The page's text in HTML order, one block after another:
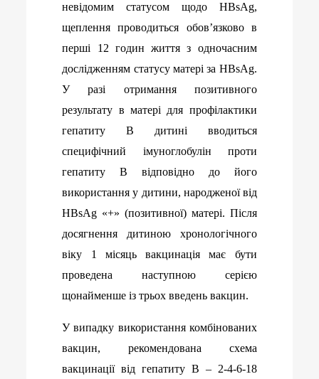
невідомим статусом щодо HBsAg,
щеплення проводиться обов’язково в
перші 12 годин життя з одночасним
дослідженням статусу матері за HBsAg.
У разі отримання позитивного
результату в матері для профілактики
гепатиту В дитині вводиться
специфічний імуноглобулін проти
гепатиту В відповідно до його
використання у дитини, народженої від
HBsAg «+» (позитивної) матері. Після
досягнення дитиною хронологічного
віку 1 місяць вакцинація має бути
проведена наступною серією
щонайменше із трьох введень вакцин.
У випадку використання комбінованих
вакцин, рекомендована схема
вакцинації від гепатиту В – 2-4-6-18